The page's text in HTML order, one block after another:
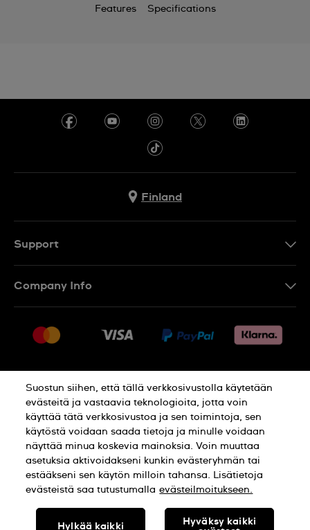
Features Specifications
Finland
Support
Palautukset
Myyntiehdot
Withdraw from contract
Company Info
Jobs
Privacy Policy Cookie Notice
Terms of use
SWISS MADE
Suostun siihen, että tällä verkkosivustolla käytetään
evästeitä ja vastaavia teknologioita, jotta voin
käyttää tätä verkkosivustoa ja sen toimintoja, sen
käytöstä voidaan saada tietoja ja minulle voidaan
näyttää minua koskevia mainoksia. Voin muuttaa
asetuksia aktivoidakseni kunkin evästeryhmän tai
estääkseni sen käytön milloin tahansa. Lisätietoja
evästeistä saa tutustumalla evästeilmoitukseen.
Hylkää kaikki
Hyväksy kaikki